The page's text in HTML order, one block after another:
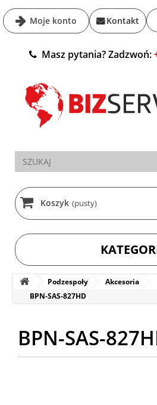
Moje konto Kontakt
Masz pytania? Zadzwoń:
Koszyk (pusty)
Podzespoły Akcesoria
BPN-SAS-827HD
BPN-SAS-